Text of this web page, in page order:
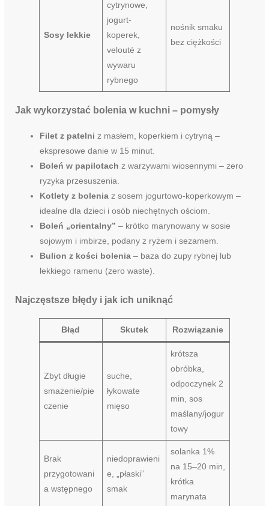
Sosy lekkie
cytrynowe,
jogurt-
koperek,
velouté z
wywaru
rybnego
nośnik smaku
bez ciężkości
Jak wykorzystać bolenia w kuchni – pomysły
Filet z patelni z masłem, koperkiem i cytryną –
ekspresowe danie w 15 minut.
Boleń w papilotach z warzywami wiosennymi – zero
ryzyka przesuszenia.
Kotlety z boleniaz sosem jogurtowo-koperkowym –
idealne dla dzieci i osób niechętnych ościom.
Boleń „orientalny” – krótko marynowany w sosie
sojowym i imbirze, podany z ryżem i sezamem.
Bulion z kości bolenia– baza do zupy rybnej lub
lekkiego ramenu (zero waste).
Najczęstsze błędy i jak ich uniknąć
Błąd Skutek Rozwiązanie
Zbyt długie
smażenie/pie
czenie
suche,
łykowate
mięso
krótsza
obróbka,
odpoczynek 2
min, sos
maślany/jogur
towy
Brak
przygotowani
a wstępnego
niedoprawieni
e, „płaski”
smak
solanka 1%
na 15–20 min,
krótka
marynata